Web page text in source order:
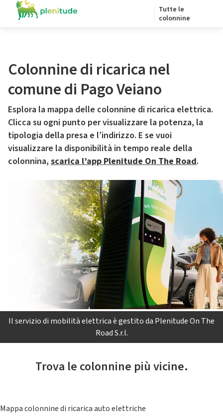
Tutte le
colonnine
Colonnine di ricarica nel
comune di Pago Veiano
Esplora la mappa delle colonnine di ricarica elettrica.
Clicca su ogni punto per visualizzare la potenza, la
tipologia della presa e l’indirizzo. E se vuoi
visualizzare la disponibilità in tempo reale della
colonnina, scarica l’app Plenitude On The Road.
Il servizio di mobilità elettrica è gestito da Plenitude On The
Road S.r.l.
Trova le colonnine più vicine.
Mappa colonnine di ricarica auto elettriche